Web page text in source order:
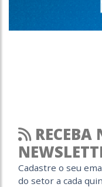
RECEBA
Cadastre o seu
do setor a cada